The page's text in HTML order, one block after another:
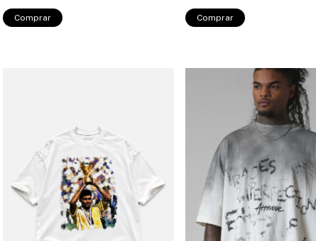
Comprar Comprar